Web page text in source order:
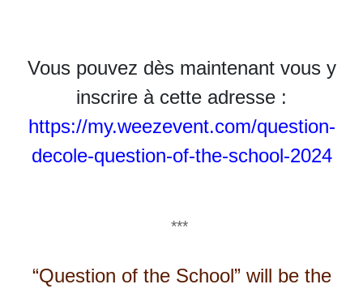
Vous pouvez dès maintenant vous y
inscrire à cette adresse :
https://my.weezevent.com/question-
decole-question-of-the-school-2024
***
“Question of the School” will be the